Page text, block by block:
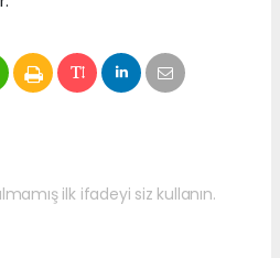
ilk ifadeyi siz kullanın.